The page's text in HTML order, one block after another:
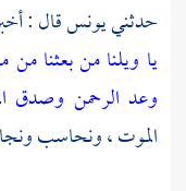
حدثنييونسقال :
يا ويلنا من بعثنا من
وعد الرحمن وصدق
الموت ، ونحاسب